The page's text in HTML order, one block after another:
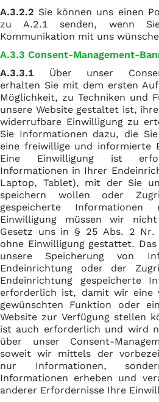
A.3.2.2 Sie können uns einen
zu A.2.1 senden, wenn
Kommunikation mit uns
A.3.3 Consent-Management-
A.3.3.1 Über unser
erhalten Sie mit dem ersten
Möglichkeit, zu Techniken und
unsere Website gestaltet ist,
widerrufbare Einwilligung zu
Sie Informationen dazu, die
eine freiwillige und informierte
Eine Einwilligung ist
Informationen in Ihrer
Laptop, Tablet), mit der Sie
speichern wollen oder
gespeicherte
Einwilligung müssen wir
Gesetz uns in § 25 Abs. 2 Nr.
ohne Einwilligung gestattet.
unsere Speicherung von
Endeinrichtung oder der
Endeinrichtung gespeicherte
erforderlich ist, damit wir eine
gewünschten Funktion oder
Website zur Verfügung stellen
ist auch erforderlich und wird
über unser Consent-
soweit wir mittels der
nur Informationen,
Informationen erheben und
anderer Erfordernisse Ihre